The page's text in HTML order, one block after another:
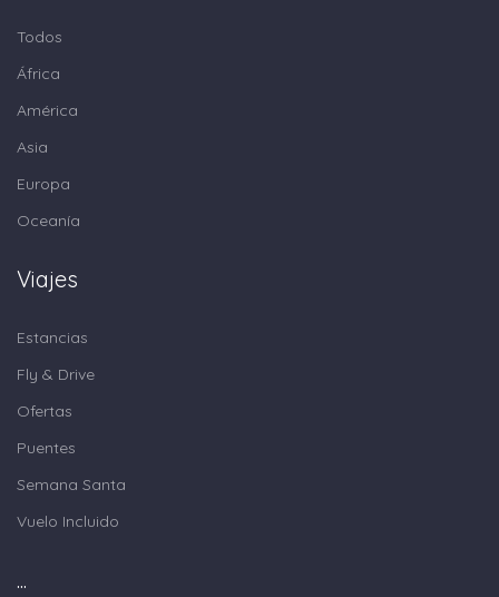
Todos
África
América
Asia
Europa
Oceanía
Viajes
Estancias
Fly & Drive
Ofertas
Puentes
Semana Santa
Vuelo Incluido
...